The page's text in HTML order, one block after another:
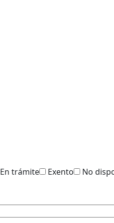
En trámite Exento
No